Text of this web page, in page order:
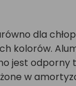
dla
kolorów.
jest odporny
w